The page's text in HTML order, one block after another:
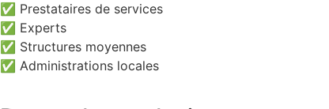
✅ Prestataires de services
✅ Experts
✅ Structures moyennes
✅ Administrations locales